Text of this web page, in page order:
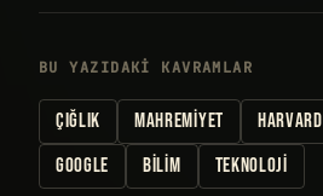
BU YAZIDAKI KAVRAMLAR
ÇIĞLIK MAHREMIYET HARVARD
GOOGLE
BILIM TEKNOLOJI